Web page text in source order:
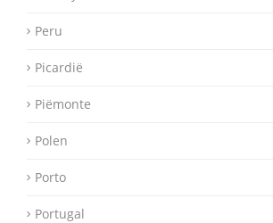
Peru
Picardië
Piëmonte
Polen
Porto
Portugal